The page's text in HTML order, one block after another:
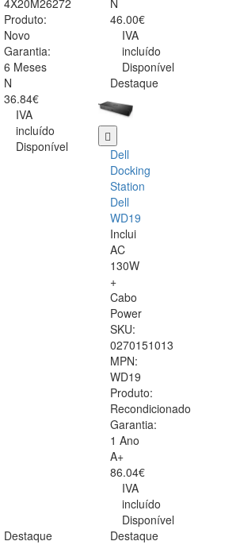
4X20M26272
Produto:
Novo
Garantia:
6 Meses
N
36.84€
IVA
incluído
Disponível
N
46.00€
IVA
incluído
Disponível
Destaque
Dell
Docking
Station
Dell
WD19
Inclui
AC
130W
+
Cabo
Power
SKU:
0270151013
MPN:
WD19
Produto:
Recondicionado
Garantia:
1 Ano
A+
86.04€
IVA
incluído
Disponível
Destaque
Destaque